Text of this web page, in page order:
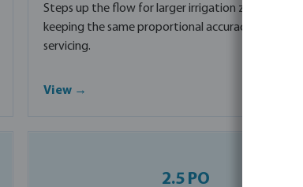
Steps up the flow for larger irrigation zones while
keeping the same proportional accuracy and easy
servicing.
View →
2.5 PO